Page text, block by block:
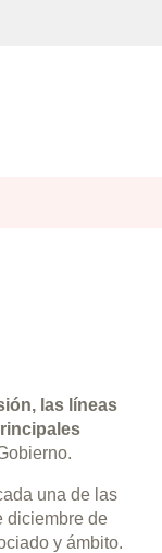
las líneas
una de las
diciembre de
y ámbito.